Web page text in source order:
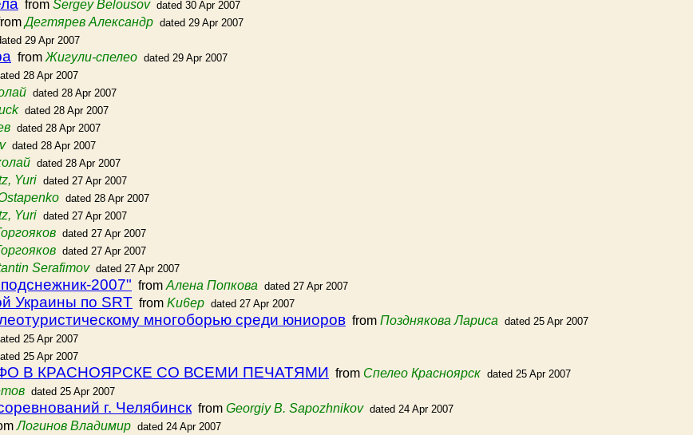
from Sergey Belousov dated 30 Apr 2007
Дегтярев Александр dated 29 Apr 2007
29 Apr 2007
from Жигули-спелео dated 29 Apr 2007
28 Apr 2007
dated 28 Apr 2007
dated 28 Apr 2007
dated 28 Apr 2007
dated 28 Apr 2007
dated 28 Apr 2007
Yuri dated 27 Apr 2007
dated 28 Apr 2007
Yuri dated 27 Apr 2007
dated 27 Apr 2007
dated 27 Apr 2007
Serafimov dated 27 Apr 2007
2007" from Алена Попкова dated 27 Apr 2007
Украины по SRT from Ku6ep dated 27 Apr 2007
многоборью среди юниоров from Позднякова Лариса dated 25 Apr 2007
25 Apr 2007
25 Apr 2007
В КРАСНОЯРСКЕ СО ВСЕМИ ПЕЧАТЯМИ from Спелео Красноярск dated 25 Apr 2007
dated 25 Apr 2007
г. Челябинск from Georgiy B. Sapozhnikov dated 24 Apr 2007
Логинов Владимир dated 24 Apr 2007